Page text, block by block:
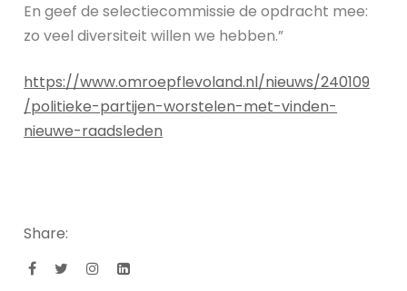
En geef de selectiecommissie de opdracht mee:
zo veel diversiteit willen we hebben.”
https://www.omroepflevoland.nl/nieuws/240109
/politieke-partijen-worstelen-met-vinden-
nieuwe-raadsleden
Share: